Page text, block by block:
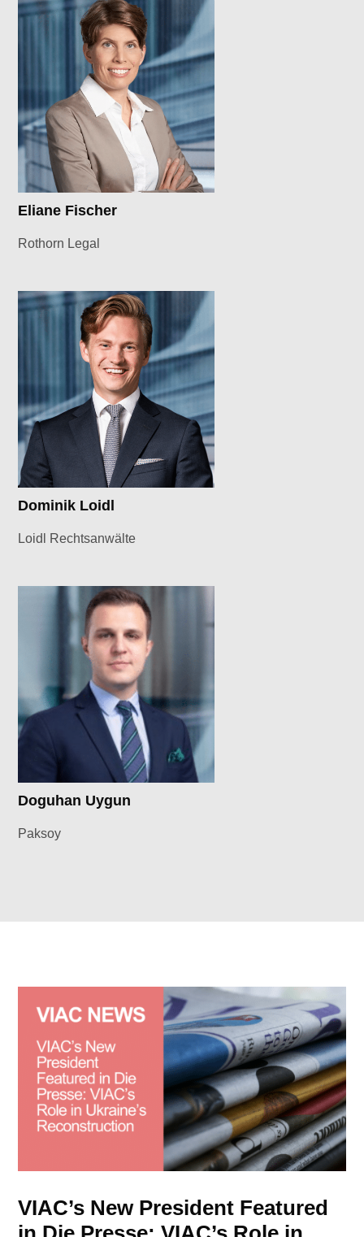
Eliane Fischer
Rothorn Legal
Dominik Loidl
Loidl Rechtsanwälte
Doguhan Uygun
Paksoy
VIAC’s New President Featured